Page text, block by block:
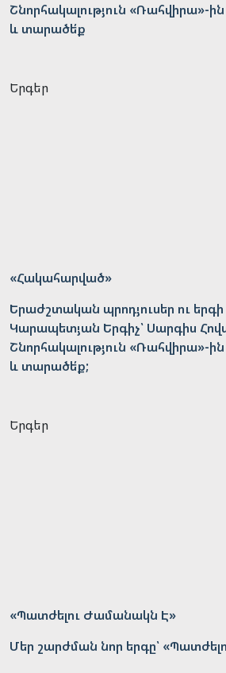
Շնորհակալություն «Ռահվիրա»-ին
և տարածե՛ք
Երգեր
«Հակահարված»
Երաժշտական պրոդյուսեր ու
Կարապետյան Երգիչ՝ Սարգիս
Շնորհակալություն «Ռահվիրա»-ին
և տարածե՛ք;
Երգեր
«Պատժելու Ժամանակն Է»
Մեր շարժման նոր երգը՝